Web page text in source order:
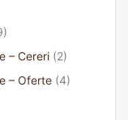
– Cereri (2)
– Oferte (4)